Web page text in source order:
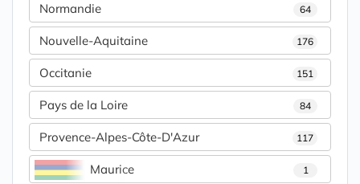
Normandie 64
Nouvelle-Aquitaine 176
Occitanie 151
Pays de la Loire 84
Provence-Alpes-Côte-D'Azur 117
Maurice 1